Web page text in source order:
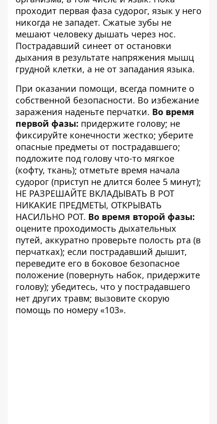
проходит первая фаза судорог, язык у него
никогда не западет. Сжатые зубы не
мешают человеку дышать через нос.
Пострадавший синеет от остановки
дыхания в результате напряжения мышц
грудной клетки, а не от западания языка.
При оказании помощи, всегда помните о
собственной безопасности. Во избежание
заражения наденьте перчатки. Во время
первой фазы: придержите голову; не
фиксируйте конечности жестко; уберите
опасные предметы от пострадавшего;
подложите под голову что-то мягкое
(кофту, ткань); отметьте время начала
судорог (приступ не длится более 5 минут);
НЕ РАЗРЕШАЙТЕ ВКЛАДЫВАТЬ В РОТ
НИКАКИЕ ПРЕДМЕТЫ, ОТКРЫВАТЬ
НАСИЛЬНО РОТ. Во время второй фазы:
оцените проходимость дыхательных
путей, аккуратно проверьте полость рта (в
перчатках); если пострадавший дышит,
переведите его в боковое безопасное
положение (повернуть набок, придержите
голову); убедитесь, что у пострадавшего
нет других травм; вызовите скорую
помощь по номеру «103».